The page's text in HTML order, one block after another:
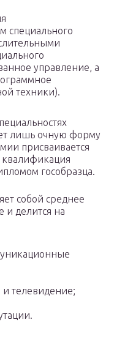
специального
управление, а
техники).
лишь очную форму
присваивается
квалификация
гособразца.
собой среднее
и делится на
телевидение;